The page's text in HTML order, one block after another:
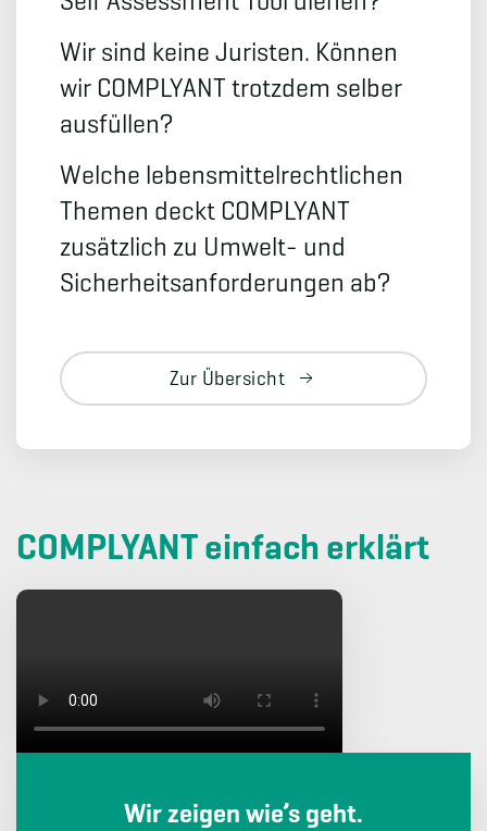
Wir sind keine Juristen. Können
wir COMPLYANT trotzdem selber
ausfüllen?
Welche lebensmittelrechtlichen
Themen deckt COMPLYANT
zusätzlich zu Umwelt- und
Sicherheitsanforderungen ab?
Zur Übersicht
COMPLYANT einfach erklärt
Wir zeigen wie’s geht.